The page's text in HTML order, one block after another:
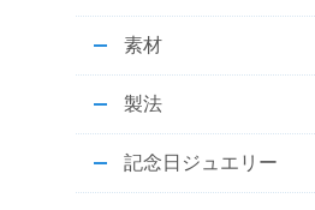
素材
製法
記念日ジュエリー